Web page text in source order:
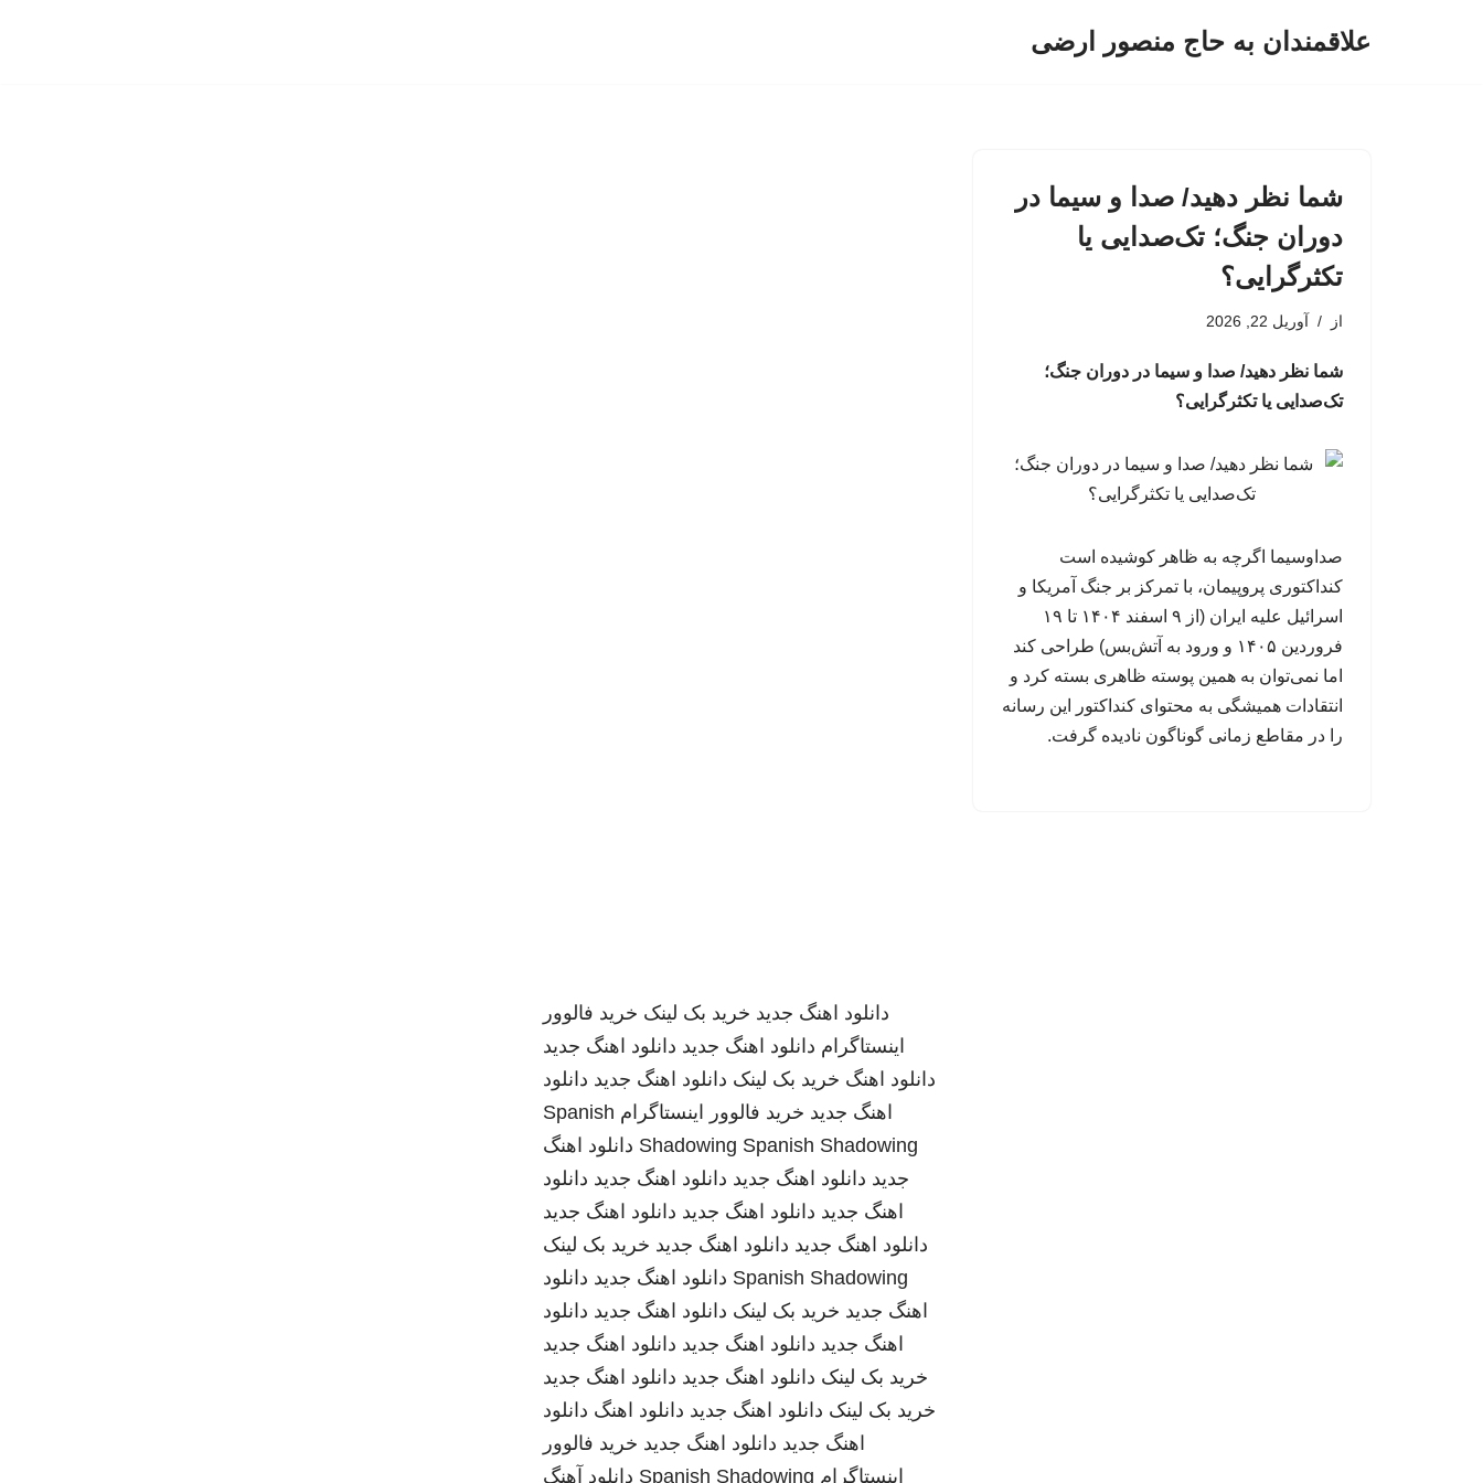
علاقمندان به حاج منصور ارضی
شما نظر دهید/ صدا و سیما در
دوران جنگ؛ تک‌صدایی یا
تکثرگرایی؟
از آوریل 22, 2026
شما نظر دهید/ صدا و سیما در دوران جنگ؛
تک‌صدایی یا تکثرگرایی؟
صداوسیما اگرچه به ظاهر کوشیده است
کنداکتوری پروپیمان، با تمرکز بر جنگ آمریکا و
اسرائیل علیه ایران (از ۹ اسفند ۱۴۰۴ تا ۱۹
فروردین ۱۴۰۵ و ورود به آتش‌بس) طراحی کند
اما نمی‌توان به همین پوسته ظاهری بسته کرد و
انتقادات همیشگی به محتوای کنداکتور این رسانه
را در مقاطع زمانی گوناگون نادیده گرفت.
دانلود اهنگ جدید خرید بک لینک خرید فالوور
اینستاگرام دانلود اهنگ جدید دانلود اهنگ جدید
دانلود اهنگ خرید بک لینک دانلود اهنگ جدید دانلود
اهنگ جدید خرید فالوور اینستاگرام Spanish
Shadowing Spanish Shadowing
دانلود اهنگ
جدید دانلود اهنگ جدید دانلود اهنگ جدید دانلود
اهنگ جدید دانلود اهنگ جدید دانلود اهنگ جدید
دانلود اهنگ جدید دانلود اهنگ جدید خرید بک لینک
Spanish Shadowing دانلود اهنگ جدید دانلود
اهنگ جدید خرید بک لینک دانلود اهنگ جدید دانلود
اهنگ جدید دانلود اهنگ جدید دانلود اهنگ جدید
خرید بک لینک دانلود اهنگ جدید دانلود اهنگ جدید
خرید بک لینک دانلود اهنگ جدید دانلود اهنگ دانلود
اهنگ جدید دانلود اهنگ جدید خرید فالوور
اینستاگرام Spanish Shadowing دانلود آهنگ